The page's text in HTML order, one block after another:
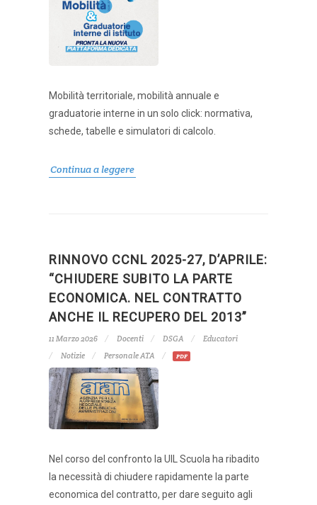
Mobilità territoriale, mobilità annuale e
graduatorie interne in un solo click: normativa,
schede, tabelle e simulatori di calcolo.
Continua a leggere
RINNOVO CCNL 2025-27, D’APRILE:
“CHIUDERE SUBITO LA PARTE
ECONOMICA. NEL CONTRATTO
ANCHE IL RECUPERO DEL 2013”
11 Marzo 2026 Docenti DSGA
Educatori
Notizie
Personale ATA PDF
Nel corso del confronto la UIL Scuola ha ribadito
la necessità di chiudere rapidamente la parte
economica del contratto, per dare seguito agli